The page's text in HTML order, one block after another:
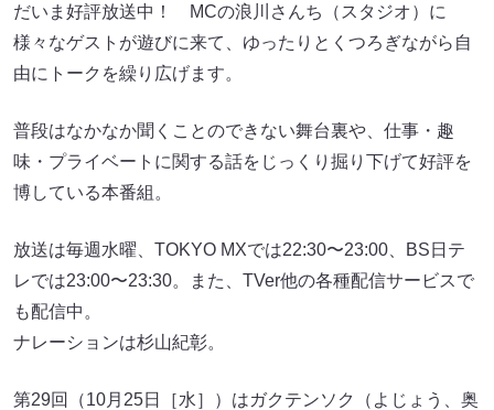
だいま好評放送中！ MCの浪川さんち（スタジオ）に
様々なゲストが遊びに来て、ゆったりとくつろぎながら自
由にトークを繰り広げます。
普段はなかなか聞くことのできない舞台裏や、仕事・趣
味・プライベートに関する話をじっくり掘り下げて好評を
博している本番組。
放送は毎週水曜、TOKYO MXでは22:30〜23:00、BS日テ
レでは23:00〜23:30。また、TVer他の各種配信サービスで
も配信中。
ナレーションは杉山紀彰。
第29回（10月25日［水］）はガクテンソク（よじょう、奥